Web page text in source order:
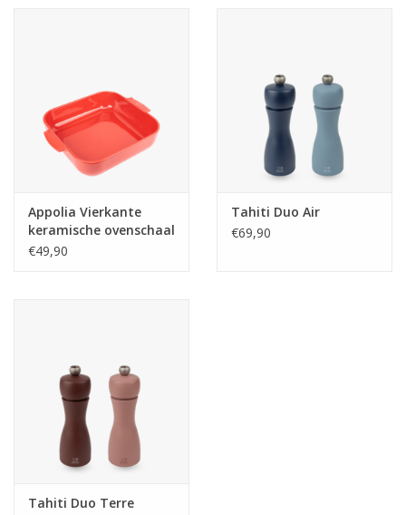
Appolia Vierkante
keramische ovenschaal
rood 36 cm
€49,90
Tahiti Duo Air
€69,90
Tahiti Duo Terre